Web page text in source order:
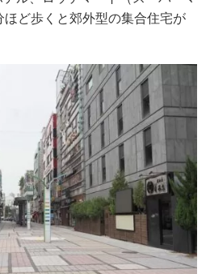
ど歩くと郊外型の集合住宅が